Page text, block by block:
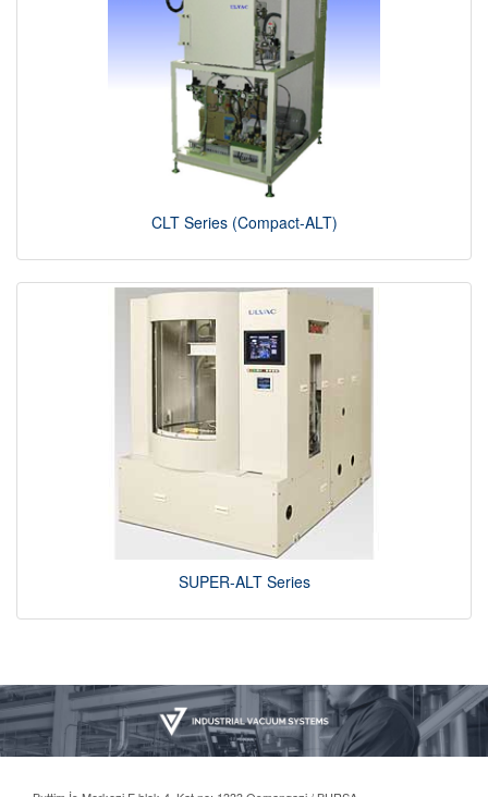
CLT Series (Compact-ALT)
SUPER-ALT Series